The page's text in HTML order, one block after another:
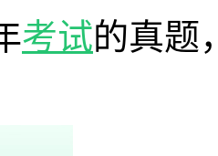
考试的真题